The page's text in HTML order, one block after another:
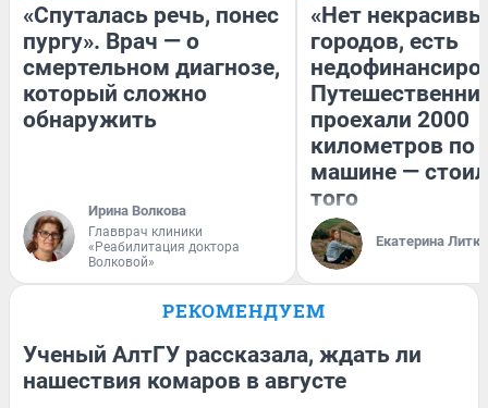
«Спуталась речь, понес
пургу». Врач — о
смертельном диагнозе,
который сложно
обнаружить
Ирина Волкова
Главврач клиники
«Реабилитация доктора
Волковой»
«Нет
городов, есть
проехали 2000
километров по
машине —
того
Екатерина
РЕКОМЕНДУЕМ
Ученый АлтГУ рассказала, ждать ли
нашествия комаров в августе